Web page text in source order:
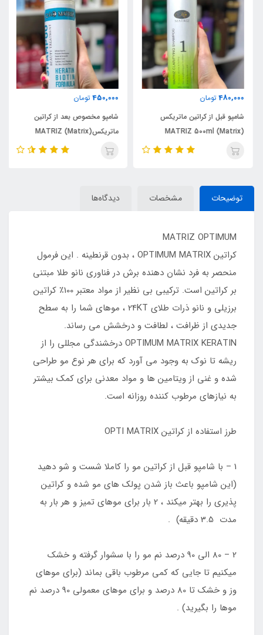
480,000 تومان
شامپو قبل از کراتین ماتریکس
MATRIZ 500ml (Matrix)
450,000 تومان
شامپو مخصوص بعد از کراتین
ماتریکس(Matrix) MATRIZ
توضیحات مشخصات دیدگاه‌ها
MATRIZ OPTIMUM
کراتین OPTIMUM MATRIX ، بدون قرنطینه . این فرمول
منحصر به فرد نشان دهنده برش در فناوری نانو طلا مبتنی
بر کراتین است. ترکیبی بی نظیر از مواد معتبر 100٪ کراتین
برزیلی و نانو ذرات طلای 24KT ، موهای شما را به سطح
جدیدی از ظرافت ، لطافت و درخشش می رساند.
OPTIMUM MATRIX KERATIN درخشندگی مجللی را از
ریشه تا نوک به وجود می آورد که برای هر نوع مو طراحی
شده و غنی از ویتامین ها و مواد معدنی برای کمک بیشتر
به نیازهای مرطوب کننده روزانه است.
طرز استفاده از کراتین OPTI MATRIX
1 – با شامپو قبل از کراتین مو را کاملا شست و شو دهید
(این شامپو باعث باز شدن پولک های مو شده و کراتین
پذیری را بهتر میکند ، 2 بار برای موهای تمیز و هر بار به
مدت 3.5 دقیقه) .
2 – 80 الی 90 درصد نم مو را با سشوار گرفته و خشک
میکنیم تا جایی که کمی مرطوب باقی بماند (برای موهای
وز و خشک تا 80 درصد و برای موهای معمولی 90 درصد نم
موها را بگیرید) .